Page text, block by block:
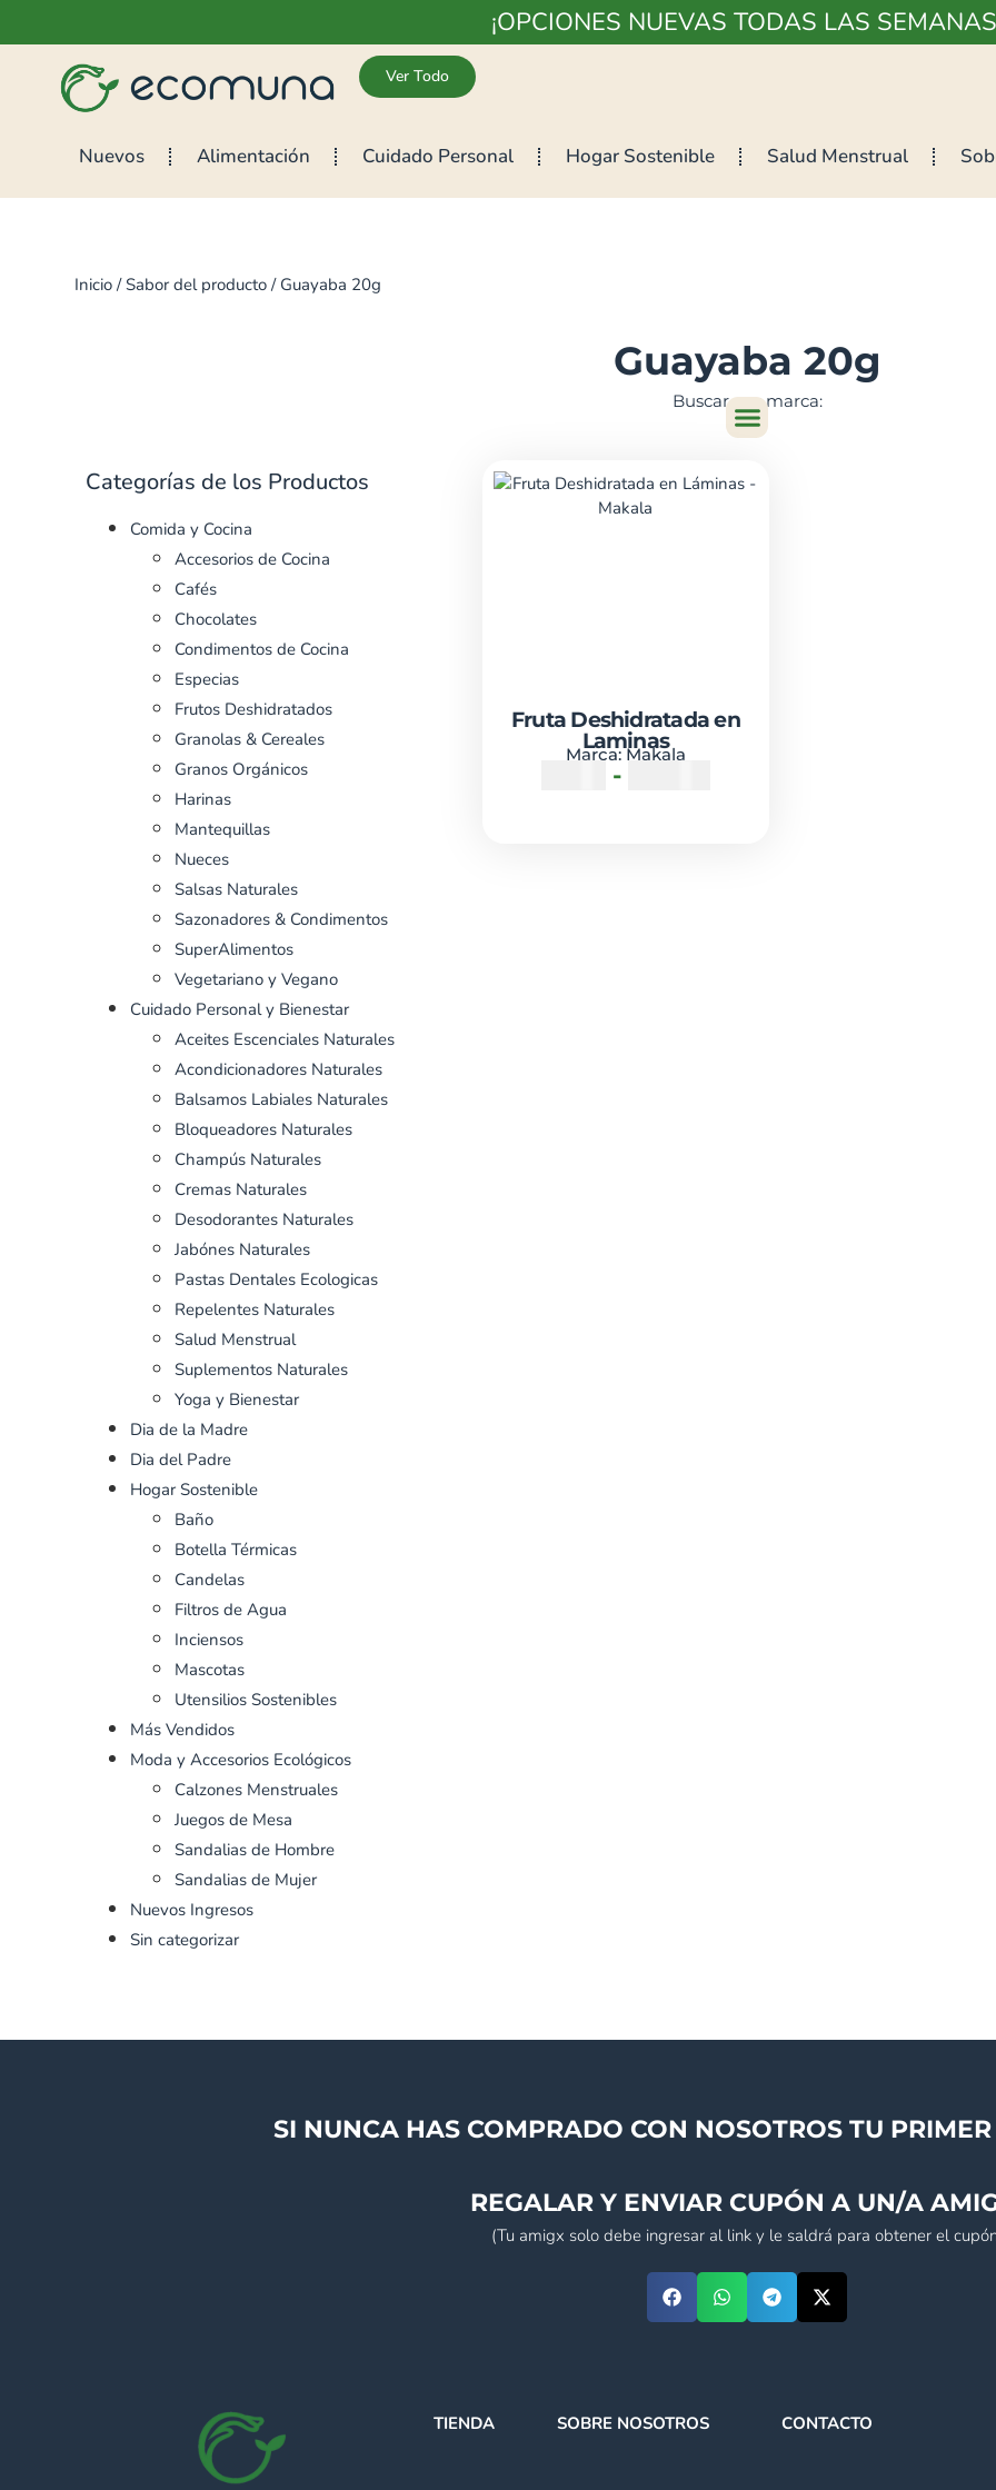
¡OPCIONES NUEVAS TODAS LAS
Ver Todo
Nuevos Alimentación Cuidado Personal Hogar Sostenible Salud Menstrual
Inicio / Sabor del producto / Guayaba 20g
Guayaba 20g
Buscar por marca:
Categorías de los Productos
Comida y Cocina
Accesorios de Cocina
Cafés
Chocolates
Condimentos de Cocina
Especias
Frutos Deshidratados
Granolas & Cereales
Granos Orgánicos
Harinas
Mantequillas
Nueces
Salsas Naturales
Sazonadores & Condimentos
SuperAlimentos
Vegetariano y Vegano
Cuidado Personal y Bienestar
Aceites Escenciales Naturales
Acondicionadores Naturales
Balsamos Labiales Naturales
Bloqueadores Naturales
Champús Naturales
Cremas Naturales
Desodorantes Naturales
Jabónes Naturales
Pastas Dentales Ecologicas
Repelentes Naturales
Salud Menstrual
Suplementos Naturales
Yoga y Bienestar
Dia de la Madre
Dia del Padre
Hogar Sostenible
Baño
Botella Térmicas
Candelas
Filtros de Agua
Inciensos
Mascotas
Utensilios Sostenibles
Más Vendidos
Moda y Accesorios Ecológicos
Calzones Menstruales
Juegos de Mesa
Sandalias de Hombre
Sandalias de Mujer
Nuevos Ingresos
Sin categorizar
Fruta Deshidratada en
Laminas
Marca:Makala
-
SI NUNCA HAS COMPRADO CON NOSOTROS TU
REGALAR Y ENVIAR CUPÓN A UN/A
(Tu amigx solo debe ingresar al link y le saldrá para obtener el
TIENDA SOBRE NOSOTROS CONTACTO